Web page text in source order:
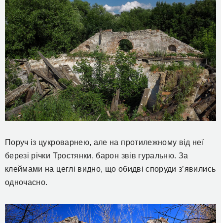
Поруч із цукроварнею, але на протилежному від неї
березі річки Тростянки, барон звів гуральню. За
клеймами на цеглі видно, що обидві споруди з’явились
одночасно.